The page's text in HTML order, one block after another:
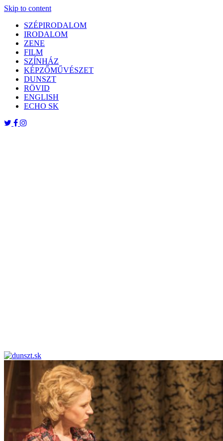
Skip to content
SZÉPIRODALOM
IRODALOM
ZENE
FILM
SZÍNHÁZ
KÉPZŐMŰVÉSZET
DUNSZT
RÖVID
ENGLISH
ECHO SK
dunszt.sk
kultmag